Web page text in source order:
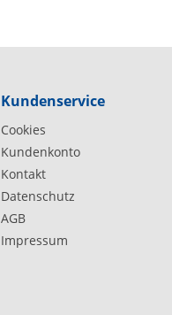
Kundenservice
Cookies
Kundenkonto
Kontakt
Datenschutz
AGB
Impressum